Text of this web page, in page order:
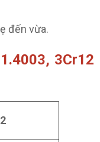
đến vừa.
3Cr12